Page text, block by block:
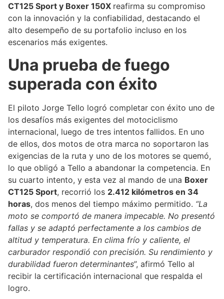
CT125 Sport y Boxer 150X reafirma su compromiso
con la innovación y la confiabilidad, destacando el
alto desempeño de su portafolio incluso en los
escenarios más exigentes.
Una prueba de fuego
superada con éxito
El piloto Jorge Tello logró completar con éxito uno de
los desafíos más exigentes del motociclismo
internacional, luego de tres intentos fallidos. En uno
de ellos, dos motos de otra marca no soportaron las
exigencias de la ruta y uno de los motores se quemó,
lo que obligó a Tello a abandonar la competencia. En
su cuarto intento, y esta vez al mando de una Boxer
CT125 Sport, recorrió los 2.412 kilómetros en 34
horas, dos menos del tiempo máximo permitido. “La
moto se comportó de manera impecable. No presentó
fallas y se adaptó perfectamente a los cambios de
altitud y temperatura. En clima frío y caliente, el
carburador respondió con precisión. Su rendimiento y
durabilidad fueron determinantes”, afirmó Tello al
recibir la certificación internacional que respalda el
logro.